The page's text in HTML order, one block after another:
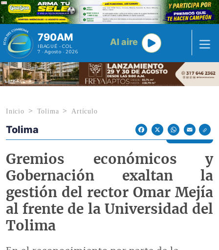
Pasar al contenido principal
790AM
IBAGUÉ - COL
7 · Agosto · 2026
Al aire
Inicio Tolima Artículo
Econoticias y Eventos
Tolima
FacebookX WhatsAppEmail
Gremios económicos y
Gobernación exaltan la
gestión del rector Omar Mejía
al frente de la Universidad del
Tolima